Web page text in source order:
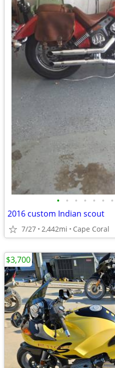
• • • • • • •
2016 custom Indian scout
7/27 2,442mi Cape Coral
$3,700